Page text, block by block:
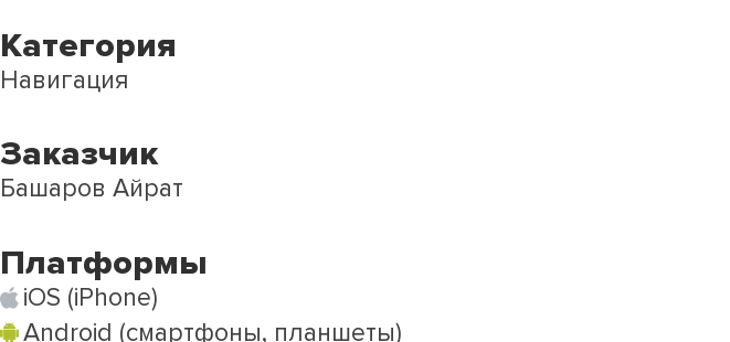
Категория
Навигация
Заказчик
Башаров Айрат
Платформы
iOS (iPhone)
Android (смартфоны, планшеты)